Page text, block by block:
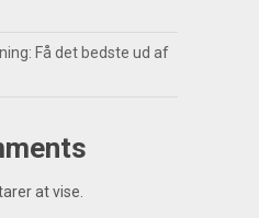
Få det bedste ud af
at vise.